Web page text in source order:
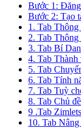
Bước 1:
Bước 2: Tạo
1. Tab
2. Tab
3. Tab Bí
4. Tab
5. Tab
6. Tab Tính
7. Tab Tuỳ
8. Tab Chủ
9 .Tab Zimlets
10. Tab